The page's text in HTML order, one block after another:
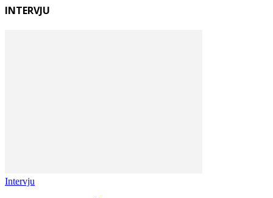
INTERVJU
Intervju